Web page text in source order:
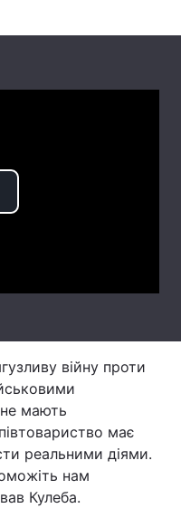
війну проти
мають
має
реальними діями.
нам
Кулеба.